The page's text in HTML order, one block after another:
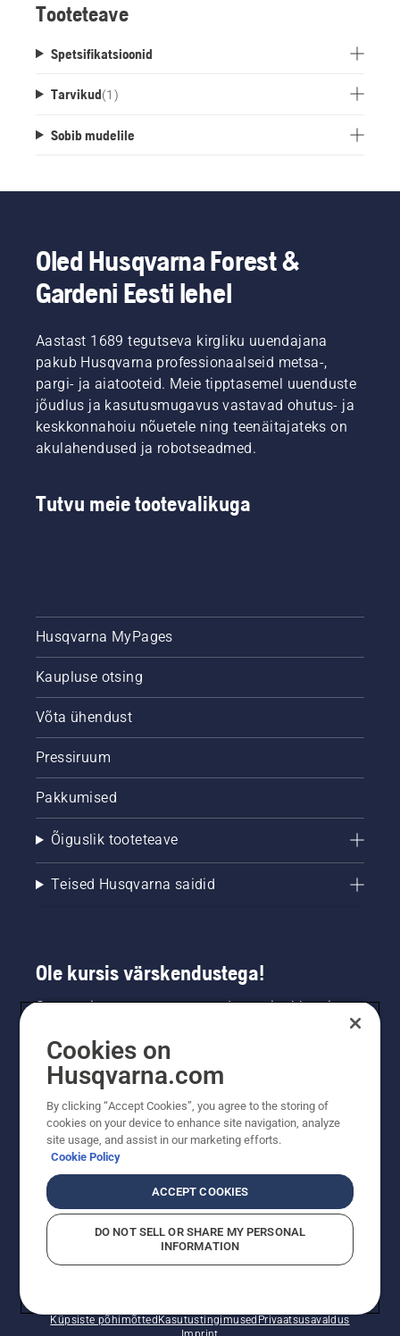
Tooteteave
Spetsifikatsioonid
Tarvikud(1 )
Sobib mudelile
Oled Husqvarna Forest &
Gardeni Eesti lehel
Aastast 1689 tegutseva kirgliku uuendajana
pakub Husqvarna professionaalseid metsa-,
pargi- ja aiatooteid. Meie tipptasemel uuenduste
jõudlus ja kasutusmugavus vastavad ohutus- ja
keskkonnahoiu nõuetele ning teenäitajateks on
akulahendused ja robotseadmed.
Tutvu meie tootevalikuga
Husqvarna MyPages
Kaupluse otsing
Võta ühendust
Pressiruum
Pakkumised
Õiguslik tooteteave
Teised Husqvarna saidid
Ole kursis värskendustega!
Saa uusimat teavet uute toodete, eripakkumiste
saamiseks siin.
Küpsiste põhimõttedKasutustingimused Privaatsusavaldus
Cookies on
Husqvarna.com
By clicking “Accept Cookies”, you agree to the storing of
cookies on your device to enhance site navigation, analyze
site usage, and assist in our marketing efforts.
Cookie Policy
ACCEPT COOKIES
DO NOT SELL OR SHARE MY PERSONAL
INFORMATION